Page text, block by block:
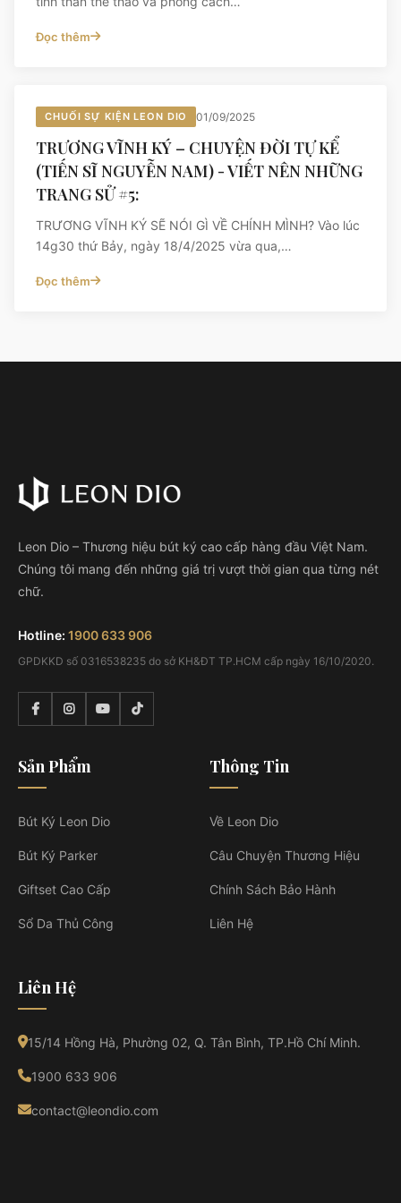
Đọc thêm
CHUỐI SỰ KIỆN LEON DIO 01/09/2025
TRƯƠNG VĨNH KÝ – CHUYỆN ĐỜI TỰ KỂ
(TIẾN SĨ NGUYỄN NAM) - VIẾT NÊN NHỮNG
TRANG SỬ #5:
TRƯƠNG VĨNH KÝ SẼ NÓI GÌ VỀ CHÍNH MÌNH? Vào lúc
14g30 thứ Bảy, ngày 18/4/2025 vừa qua,…
Đọc thêm
Leon Dio – Thương hiệu bút ký cao cấp hàng đầu Việt Nam.
Chúng tôi mang đến những giá trị vượt thời gian qua từng nét
chữ.
Hotline: 1900 633 906
GPDKKD số 0316538235 do sở KH&ĐT TP.HCM cấp ngày 16/10/2020.
Sản Phẩm
Bút Ký Leon Dio
Bút Ký Parker
Giftset Cao Cấp
Sổ Da Thủ Công
Thông Tin
Về Leon Dio
Câu Chuyện Thương Hiệu
Chính Sách Bảo Hành
Liên Hệ
Liên Hệ
15/14 Hồng Hà, Phường 02, Q. Tân Bình, TP.Hồ Chí Minh.
1900 633 906
contact@leondio.com